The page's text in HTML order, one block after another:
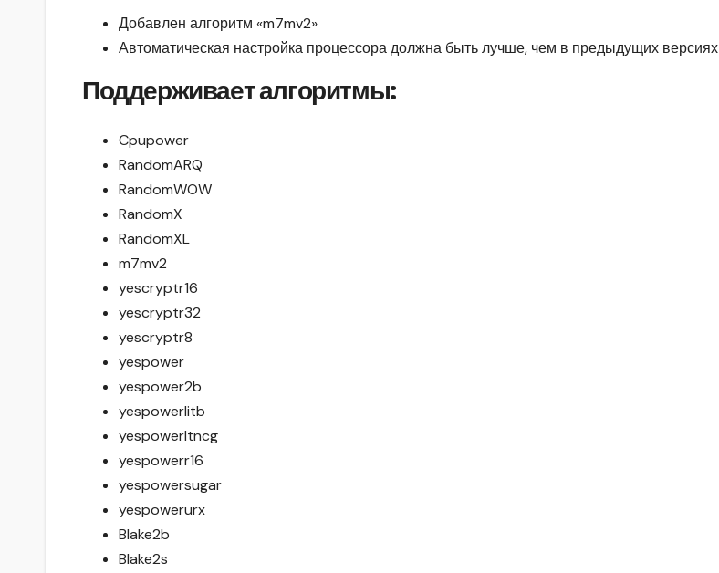
Добавлен алгоритм «m7mv2»
Автоматическая настройка процессора должна быть лучше, чем в предыдущих версиях
Поддерживает алгоритмы:
Cpupower
RandomARQ
RandomWOW
RandomX
RandomXL
m7mv2
yescryptr16
yescryptr32
yescryptr8
yespower
yespower2b
yespowerlitb
yespowerltncg
yespowerr16
yespowersugar
yespowerurx
Blake2b
Blake2s